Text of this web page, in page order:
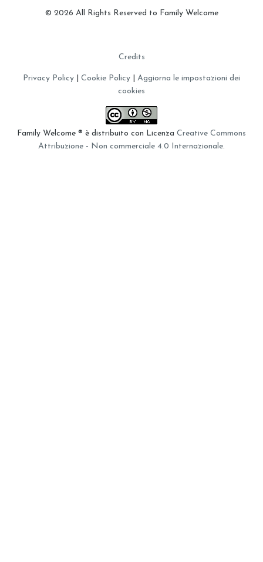
© 2026 All Rights Reserved to Family Welcome
Credits
Privacy Policy Cookie Policy
Aggiorna le impostazioni dei
cookies
Family Welcome ® è distribuito con Licenza Creative Commons
Attribuzione - Non commerciale 4.0 Internazionale.